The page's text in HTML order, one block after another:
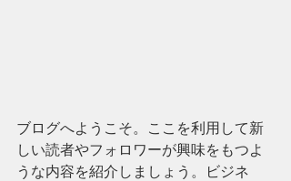
ブログへようこそ。ここを利用して新
しい読者やフォロワーが興味をもつよ
うな内容を紹介しましょう。ビジネ